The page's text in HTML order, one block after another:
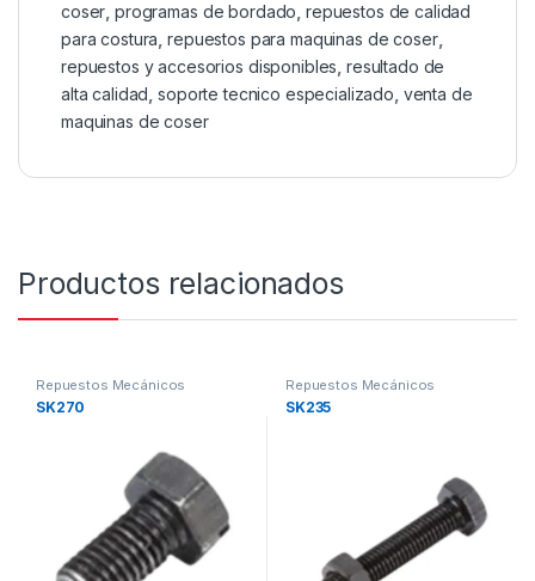
coser ,programas de bordado repuestos de calidad
para costura ,repuestos para maquinas de coser,
repuestos y accesorios disponibles resultado de
alta calidad ,soporte tecnico especializado venta de
maquinas de coser
Productos relacionados
Repuestos Mecánicos
SK270
Repuestos Mecánicos
SK235